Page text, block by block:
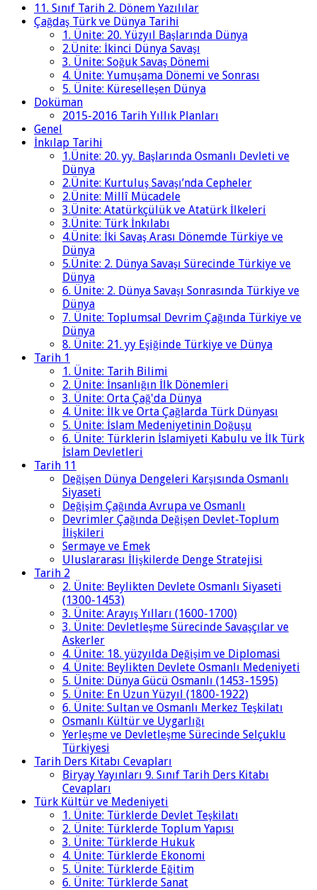
11. Sınıf Tarih 2. Dönem Yazılılar
Çağdaş Türk ve Dünya Tarihi
1. Ünite: 20. Yüzyıl Başlarında Dünya
2.Ünite: İkinci Dünya Savaşı
3. Ünite: Soğuk Savaş Dönemi
4. Ünite: Yumuşama Dönemi ve Sonrası
5. Ünite: Küreselleşen Dünya
Doküman
2015-2016 Tarih Yıllık Planları
Genel
İnkılap Tarihi
1.Ünite: 20. yy. Başlarında Osmanlı Devleti ve
Dünya
2.Ünite: Kurtuluş Savaşı’nda Cepheler
2.Ünite: Millî Mücadele
3.Ünite: Atatürkçülük ve Atatürk İlkeleri
3.Ünite: Türk İnkılabı
4.Ünite: İki Savaş Arası Dönemde Türkiye ve
Dünya
5.Ünite: 2. Dünya Savaşı Sürecinde Türkiye ve
Dünya
6. Ünite: 2. Dünya Savaşı Sonrasında Türkiye ve
Dünya
7. Ünite: Toplumsal Devrim Çağında Türkiye ve
Dünya
8. Ünite: 21. yy Eşiğinde Türkiye ve Dünya
Tarih 1
1. Ünite: Tarih Bilimi
2. Ünite: İnsanlığın İlk Dönemleri
3. Ünite: Orta Çağ'da Dünya
4. Ünite: İlk ve Orta Çağlarda Türk Dünyası
5. Ünite: İslam Medeniyetinin Doğuşu
6. Ünite: Türklerin İslamiyeti Kabulu ve İlk Türk
İslam Devletleri
Tarih 11
Değişen Dünya Dengeleri Karşısında Osmanlı
Siyaseti
Değişim Çağında Avrupa ve Osmanlı
Devrimler Çağında Değişen Devlet-Toplum
İlişkileri
Sermaye ve Emek
Uluslararası İlişkilerde Denge Stratejisi
Tarih 2
2. Ünite: Beylikten Devlete Osmanlı Siyaseti
(1300-1453)
3. Ünite: Arayış Yılları (1600-1700)
3. Ünite: Devletleşme Sürecinde Savaşçılar ve
Askerler
4. Ünite: 18. yüzyılda Değişim ve Diplomasi
4. Ünite: Beylikten Devlete Osmanlı Medeniyeti
5. Ünite: Dünya Gücü Osmanlı (1453-1595)
5. Ünite: En Uzun Yüzyıl (1800-1922)
6. Ünite: Sultan ve Osmanlı Merkez Teşkilatı
Osmanlı Kültür ve Uygarlığı
Yerleşme ve Devletleşme Sürecinde Selçuklu
Türkiyesi
Tarih Ders Kitabı Cevapları
Biryay Yayınları 9. Sınıf Tarih Ders Kitabı
Cevapları
Türk Kültür ve Medeniyeti
1. Ünite: Türklerde Devlet Teşkilatı
2. Ünite: Türklerde Toplum Yapısı
3. Ünite: Türklerde Hukuk
4. Ünite: Türklerde Ekonomi
5. Ünite: Türklerde Eğitim
6. Ünite: Türklerde Sanat